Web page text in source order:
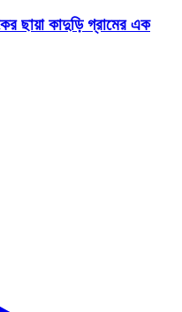
ছায়া কাদুড়ি গ্রামের এক